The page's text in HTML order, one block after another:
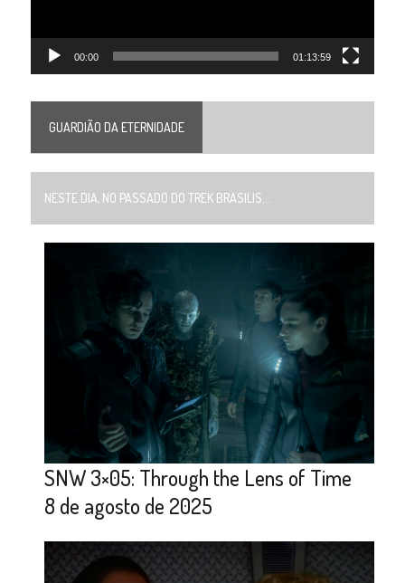
00:00 01:13:59
GUARDIÃO DA ETERNIDADE
NESTE DIA, NO PASSADO DO TREK BRASILIS...
SNW 3×05: Through the Lens of Time
8 de agosto de 2025